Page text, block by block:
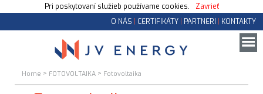
Pri poskytovaní služieb používame cookies.
Zavrieť
O NÁS
CERTIFIKÁTY PARTNERI KONTAKTY
Home > FOTOVOLTAIKA > Fotovoltaika